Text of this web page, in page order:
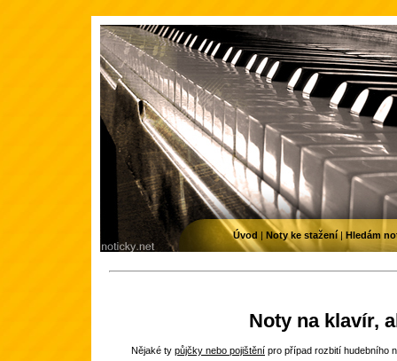
Noty na klavír,
Nějaké ty půjčky nebo pojištění pro případ rozbití hudebního
Úvod | Noty ke stažení| Hledám